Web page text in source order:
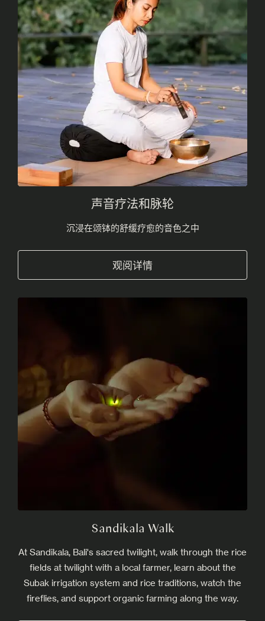
声音疗法和脉轮
沉浸在颂钵的舒缓疗愈的音色之中
观阅详情
Sandikala Walk
At Sandikala, Bali's sacred twilight, walk through the rice
fields at twilight with a local farmer, learn about the
Subak irrigation system and rice traditions, watch the
fireflies, and support organic farming along the way.